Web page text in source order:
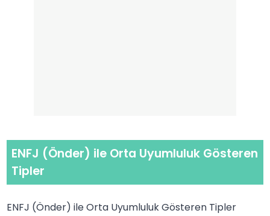
ENFJ (Önder) ile Orta Uyumluluk Gösteren
Tipler
ENFJ (Önder) ile Orta Uyumluluk Gösteren Tipler